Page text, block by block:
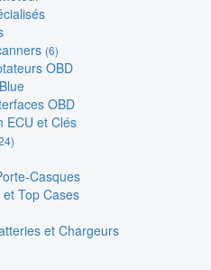
(6)
OBD
OBD
ECU et Clés
Casques
Top Cases
et Chargeurs